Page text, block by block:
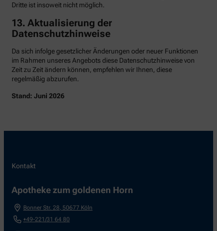
Dritte ist insoweit nicht möglich.
13. Aktualisierung der
Datenschutzhinweise
Da sich infolge gesetzlicher Änderungen oder neuer Funktionen
im Rahmen unseres Angebots diese Datenschutzhinweise von
Zeit zu Zeit ändern können, empfehlen wir Ihnen, diese
regelmäßig abzurufen.
Stand: Juni 2026
Kontakt
Apotheke zum goldenen Horn
Bonner Str. 28, 50677 Köln
+49-221/31 64 80